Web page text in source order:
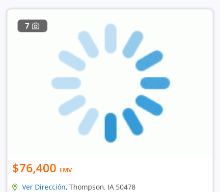
7
$76,400 EMV
Ver Dirección, Thompson, IA 50478